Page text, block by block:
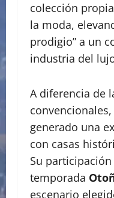
colección
la moda,
prodigio” a un
industria del
A diferencia de
generado una
con casas
Su
temporada
escenario